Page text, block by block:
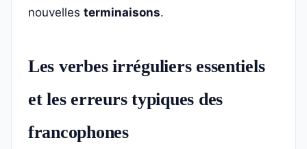
nouvelles terminaisons.
Les verbes irréguliers essentiels
et les erreurs typiques des
francophones